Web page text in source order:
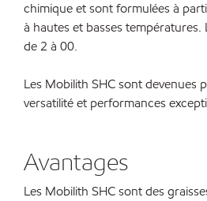
chimique et sont formulées à
à hautes et basses températures.
de 2 à 00.
Les Mobilith SHC sont devenues
versatilité et performances
Avantages
Les Mobilith SHC sont des